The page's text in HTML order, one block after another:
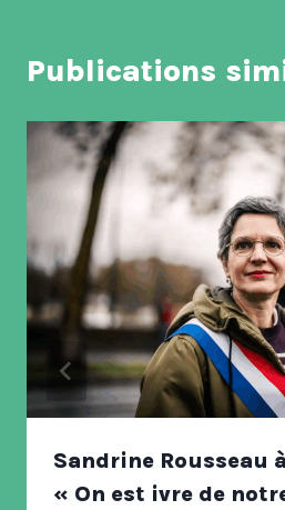
Publications
Sandrine Rousseau
« On est ivre de